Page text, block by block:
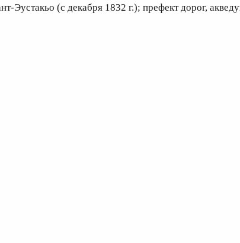
Эустакьо (c декабря 1832 г.); префект дорог,